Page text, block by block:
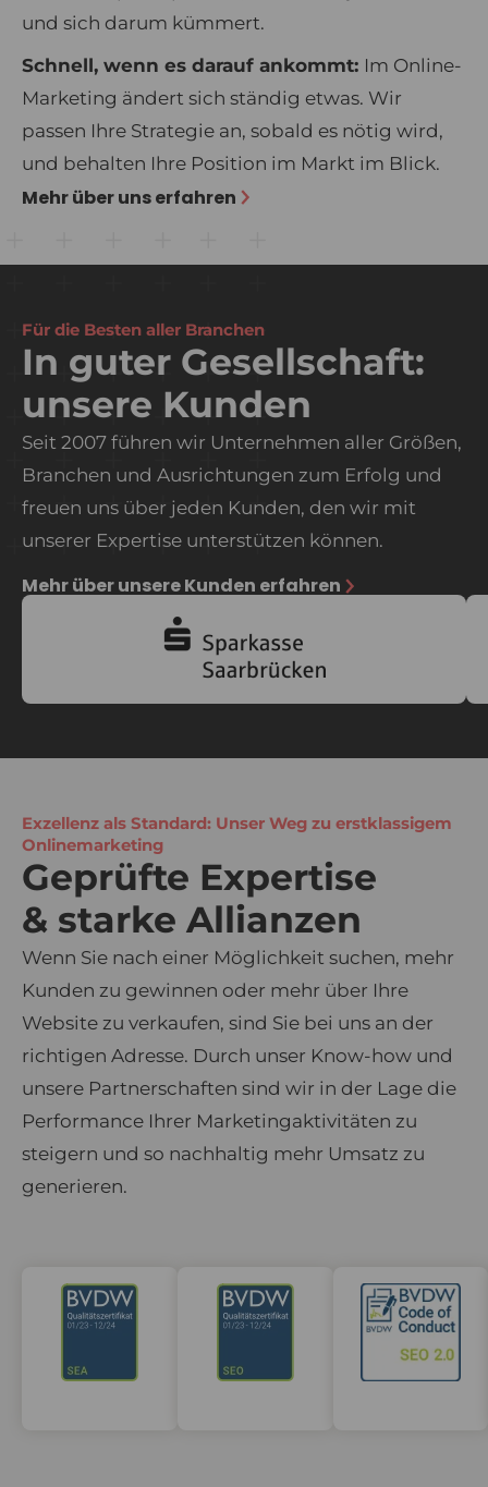
und sich darum kümmert.
Schnell, wenn es darauf ankommt: Im Online-
Marketing ändert sich ständig etwas. Wir
passen Ihre Strategie an, sobald es nötig wird,
und behalten Ihre Position im Markt im Blick.
Mehr über uns erfahren
Für die Besten aller Branchen
In guter Gesellschaft:
unsere Kunden
Seit 2007 führen wir Unternehmen aller Größen,
Branchen und Ausrichtungen zum Erfolg und
freuen uns über jeden Kunden, den wir mit
unserer Expertise unterstützen können.
Mehr über unsere Kunden erfahren
Exzellenz als Standard: Unser Weg zu erstklassigem
Onlinemarketing
Geprüfte Expertise
& starke Allianzen
Wenn Sie nach einer Möglichkeit suchen, mehr
Kunden zu gewinnen oder mehr über Ihre
Website zu verkaufen, sind Sie bei uns an der
richtigen Adresse. Durch unser Know-how und
unsere Partnerschaften sind wir in der Lage die
Performance Ihrer Marketingaktivitäten zu
steigern und so nachhaltig mehr Umsatz zu
generieren.